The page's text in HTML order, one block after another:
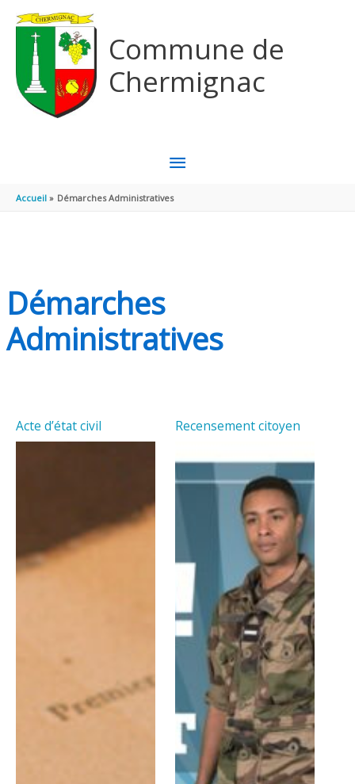
Commune de
Chermignac
MENU
PRINCIPAL
Accueil Démarches Administratives
Démarches
Administratives
Acte d’état civil Recensement citoyen